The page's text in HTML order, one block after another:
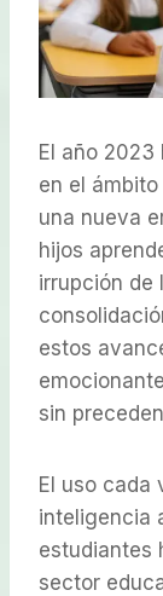
El año
en el
una nueva
hijos
irrupción de
estos
sin
El uso cada
inteligencia
estudiantes
sector